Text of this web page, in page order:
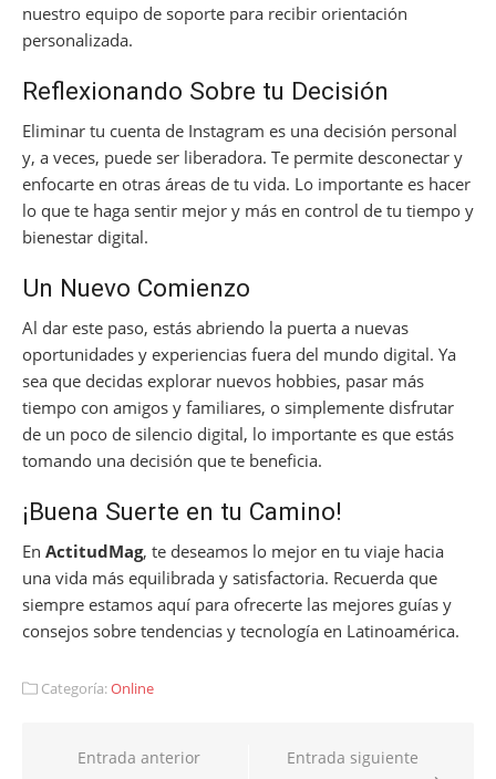
nuestro equipo de soporte para recibir orientación
personalizada.
Reflexionando Sobre tu Decisión
Eliminar tu cuenta de Instagram es una decisión personal
y, a veces, puede ser liberadora. Te permite desconectar y
enfocarte en otras áreas de tu vida. Lo importante es hacer
lo que te haga sentir mejor y más en control de tu tiempo y
bienestar digital.
Un Nuevo Comienzo
Al dar este paso, estás abriendo la puerta a nuevas
oportunidades y experiencias fuera del mundo digital. Ya
sea que decidas explorar nuevos hobbies, pasar más
tiempo con amigos y familiares, o simplemente disfrutar
de un poco de silencio digital, lo importante es que estás
tomando una decisión que te beneficia.
¡Buena Suerte en tu Camino!
En ActitudMag, te deseamos lo mejor en tu viaje hacia
una vida más equilibrada y satisfactoria. Recuerda que
siempre estamos aquí para ofrecerte las mejores guías y
consejos sobre tendencias y tecnología en Latinoamérica.
Categoría:Online
Navegación
Entrada anterior Entrada siguiente